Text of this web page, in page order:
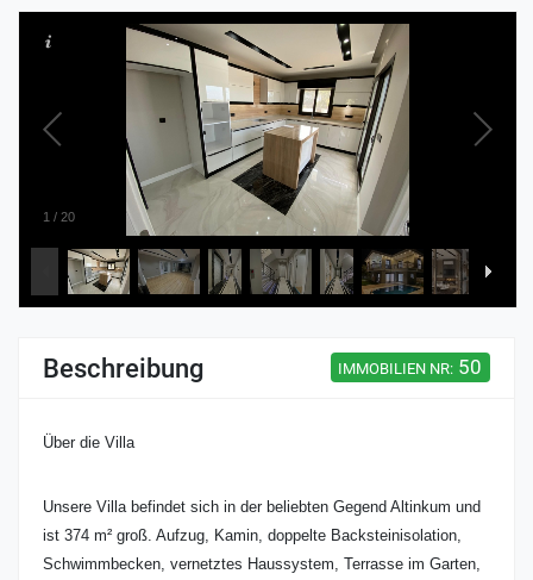
1 / 20
Beschreibung IMMOBILIEN NR: 50
Über die Villa
Unsere Villa befindet sich in der beliebten Gegend Altinkum und
ist 374 m² groß. Aufzug, Kamin, doppelte Backsteinisolation,
Schwimmbecken, vernetztes Haussystem, Terrasse im Garten,